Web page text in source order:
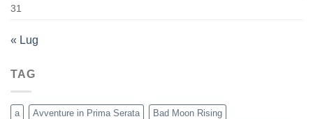
31
« Lug
TAG
a Avventure in Prima Serata Bad Moon Rising